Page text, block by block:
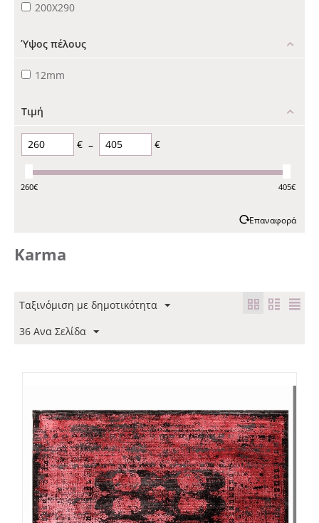
200X290
Ύψος πέλους
12mm
Τιμή
€ – €
260€ 405€
Επαναφορά
Karma
Ταξινόμιση με δημοτικότητα
36 Ανα Σελίδα